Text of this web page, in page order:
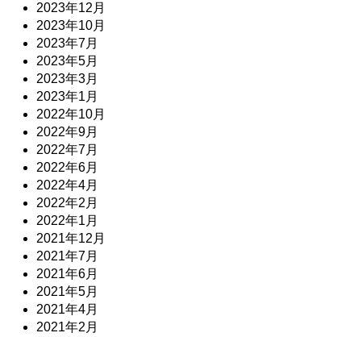
2023年12月
2023年10月
2023年7月
2023年5月
2023年3月
2023年1月
2022年10月
2022年9月
2022年7月
2022年6月
2022年4月
2022年2月
2022年1月
2021年12月
2021年7月
2021年6月
2021年5月
2021年4月
2021年2月